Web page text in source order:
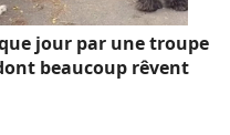
jour par une troupe
beaucoup rêvent